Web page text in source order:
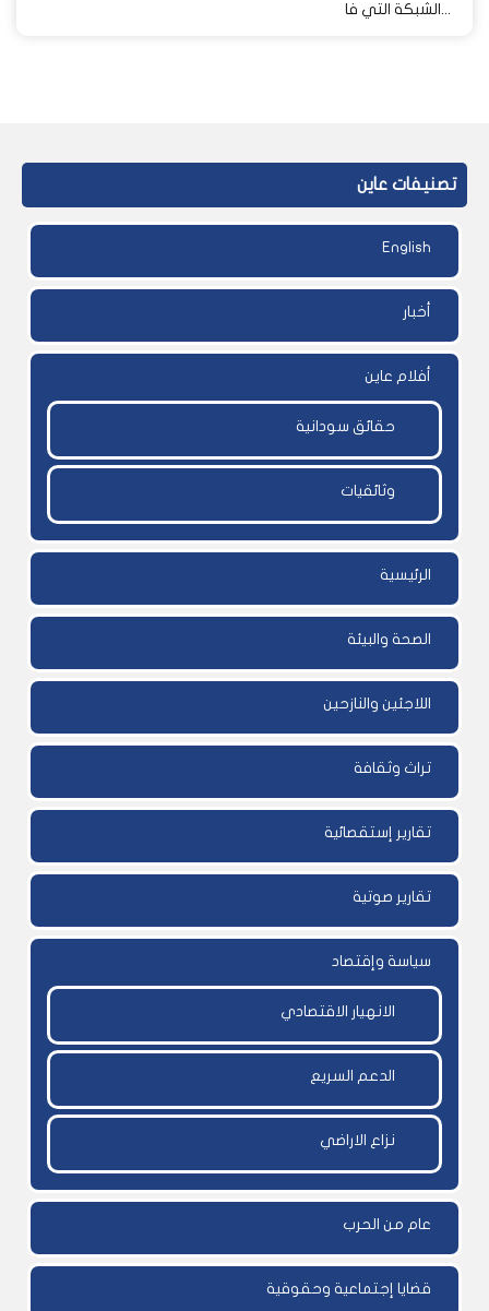
الشبكة التي فا...
تصنيفات عاين
English
أخبار
أفلام عاين
حقائق سودانية
وثائقيات
الرئيسية
الصحة والبيئة
اللاجئين والنازحين
تراث وثقافة
تقارير إستقصائية
تقارير صوتية
سياسة وإقتصاد
الانهيار الاقتصادي
الدعم السريع
نزاع الاراضي
عام من الحرب
قضايا إجتماعية وحقوقية